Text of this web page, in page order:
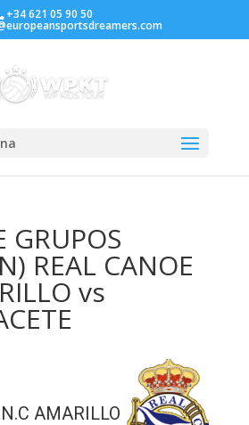
+34 621 05 90 50
GRUPOS
REAL CANOE
vs
AMARILLO